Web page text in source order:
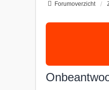
Forumoverzicht